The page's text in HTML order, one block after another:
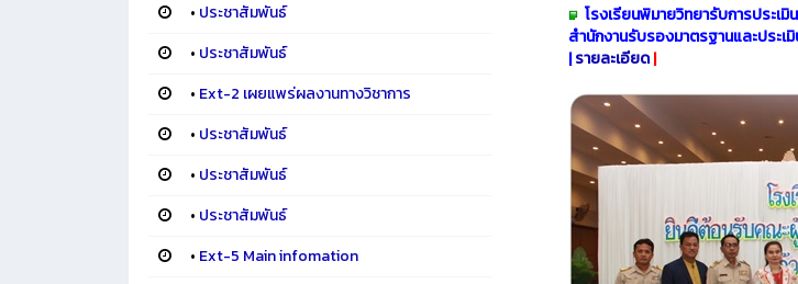
• ประชาสัมพันธ์
• ประชาสัมพันธ์
• Ext-2 เผยแพร่ผลงานทางวิชาการ
• ประชาสัมพันธ์
• ประชาสัมพันธ์
• ประชาสัมพันธ์
• Ext-5 Main infomation
โรงเรียนพิมายวิทยารับการประเ
สำนักงานรับรองมาตรฐานและประ
|รายละเอียด|